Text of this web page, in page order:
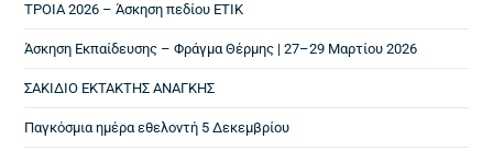
ΤΡΟΙΑ 2026 – Άσκηση πεδίου ΕΤΙΚ
Άσκηση Εκπαίδευσης – Φράγμα Θέρμης | 27–29 Μαρτίου 2026
ΣΑΚΙΔΙΟ ΕΚΤΑΚΤΗΣ ΑΝΑΓΚΗΣ
Παγκόσμια ημέρα εθελοντή 5 Δεκεμβρίου